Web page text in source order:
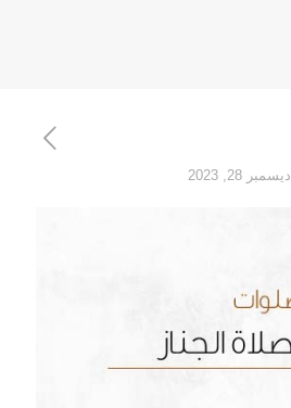
ديسمبر 28, 2023